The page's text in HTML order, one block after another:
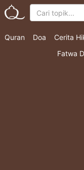
Quran Doa Cerita
Fatwa